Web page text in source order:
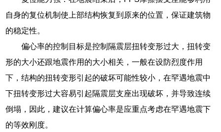
为了既可承受较大的垂直荷载，又能满足支座水平位移
量的要求，通常可用若干层橡胶片(厚度分别为115MM等）
和薄钢板(厚度分别为5MM等)为刚性加劲物组合而成（加劲
物也可用帆布、钢丝网或钢筋\各层橡胶与钢板之间经涂胶粘
剂加压硫化牢固地粘结成为一体。
建筑板式橡胶支座的钢部件损伤包括损伤包括铸钢件及
锻钢件裂损、脱焊、锈蚀及支座钢件磨损和发生塑性变形。